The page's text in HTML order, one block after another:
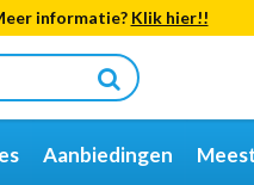
informatie? Klik hier!!
Aanbiedingen